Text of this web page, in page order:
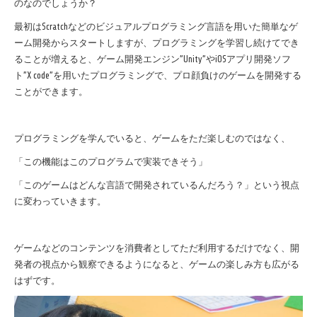
のなのでしょうか？
最初はScratchなどのビジュアルプログラミング言語を用いた簡単なゲ
ーム開発からスタートしますが、プログラミングを学習し続けてでき
ることが増えると、ゲーム開発エンジン”Unity”やiOSアプリ開発ソフ
ト ”X code”を用いたプログラミングで、プロ顔負けのゲームを開発する
ことができます。
プログラミングを学んでいると、ゲームをただ楽しむのではなく、
「この機能はこのプログラムで実装できそう」
「このゲームはどんな言語で開発されているんだろう？」という視点
に変わっていきます。
ゲームなどのコンテンツを消費者としてただ利用するだけでなく、開
発者の視点から観察できるようになると、ゲームの楽しみ方も広がる
はずです。